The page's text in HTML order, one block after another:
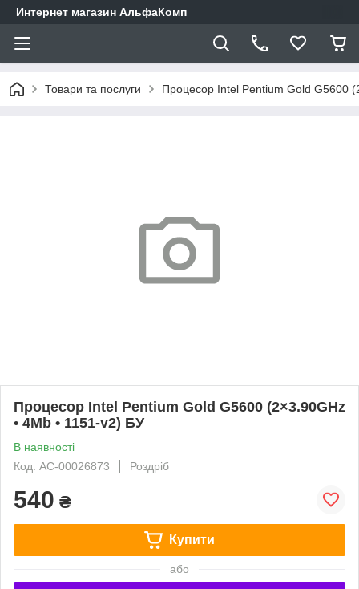
Интернет магазин АльфаКомп
Товари та послуги Процесор Intel Pentium Gold G5600
Процесор Intel Pentium Gold G5600 (2×3.90GHz
• 4Mb • 1151-v2) БУ
В наявності
Код: AC-00026873
Роздріб
540 ₴
Купити
або